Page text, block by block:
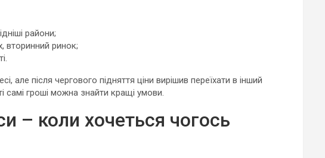
райони;
вторинний ринок;
але після чергового підняття ціни вирішив переїхати в інший
гроші можна знайти кращі умови.
– коли хочеться чогось